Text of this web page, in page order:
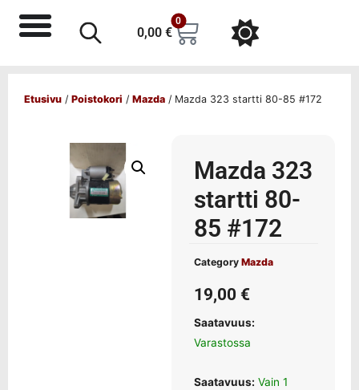
0,00 €
0
Etusivu / Poistokori / Mazda / Mazda 323 startti 80-85 #172
Mazda 323
startti 80-
85 #172
Category Mazda
19,00 €
Saatavuus:
Varastossa
Saatavuus: Vain 1